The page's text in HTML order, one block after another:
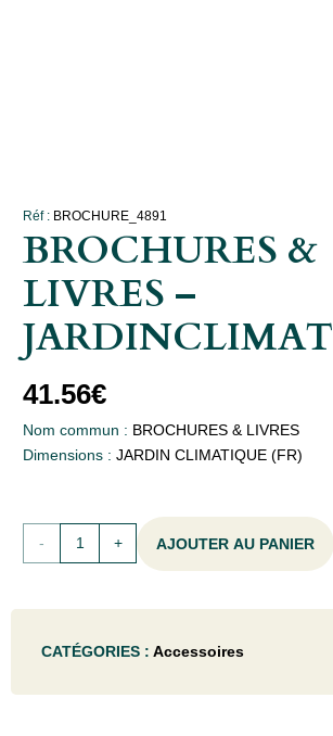
Réf : BROCHURE_4891
BROCHURES &
LIVRES –
41.56€
Nom commun : BROCHURES & LIVRES
Dimensions : JARDIN CLIMATIQUE (FR)
quantité
&
LIVRES
AJOUTER AU PANIER
CATÉGORIES : Accessoires